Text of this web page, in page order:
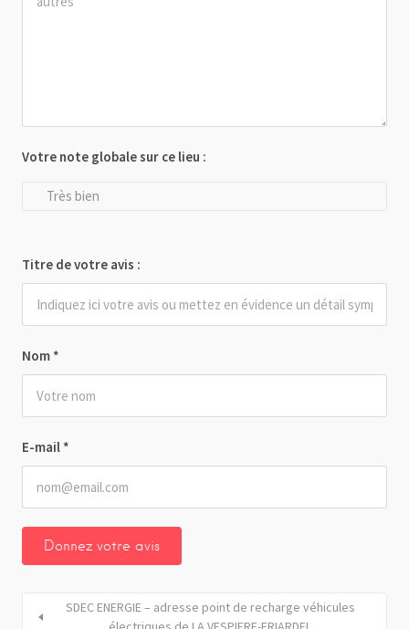
Nom *
E-mail *
Votre note globale sur ce lieu :
Très bien
Titre de votre avis :
SDEC ENERGIE – adresse point de recharge véhicules